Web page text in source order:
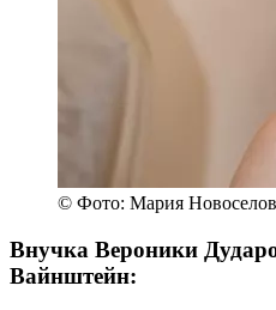
© Фото: Мария
Внучка Вероники
Вайнштейн: